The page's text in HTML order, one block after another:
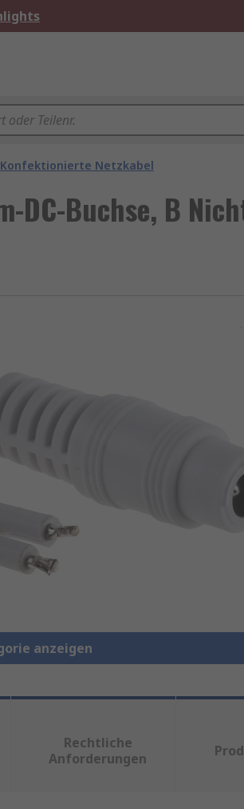
Konfektionierte Netzkabel
DC-Buchse, B
anzeigen
Rechtliche
Anforderungen